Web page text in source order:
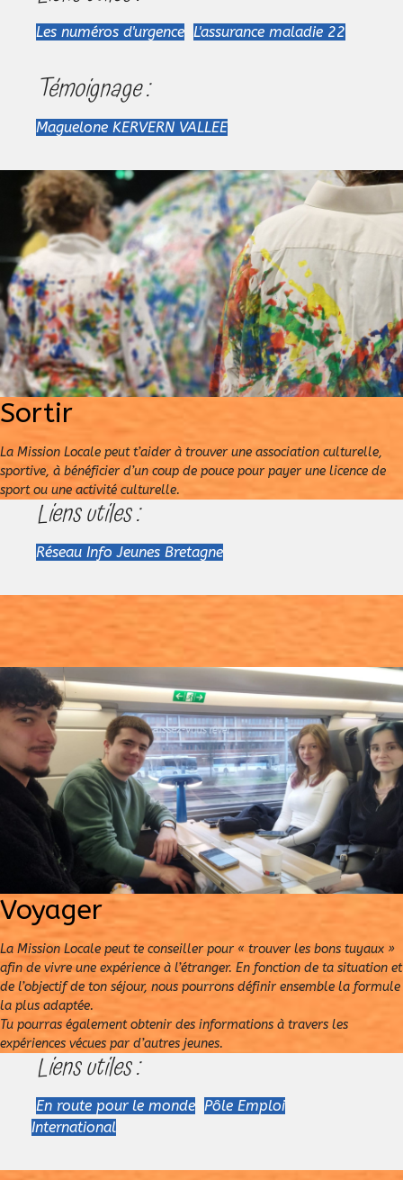
Les numéros d'urgence L'assurance maladie 22
Témoignage :
Maguelone KERVERN VALLEE
Sortir
La Mission Locale peut t’aider à trouver une association culturelle,
sportive, à bénéficier d’un coup de pouce pour payer une licence de
sport ou une activité culturelle.
Liens utiles :
Réseau Info Jeunes Bretagne
Voyager
La Mission Locale peut te conseiller pour « trouver les bons tuyaux »
afin de vivre une expérience à l’étranger. En fonction de ta situation et
de l’objectif de ton séjour, nous pourrons définir ensemble la formule
la plus adaptée.
Tu pourras également obtenir des informations à travers les
expériences vécues par d’autres jeunes.
Liens utiles :
En route pour le monde Pôle Emploi
International